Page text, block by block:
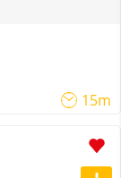
15m